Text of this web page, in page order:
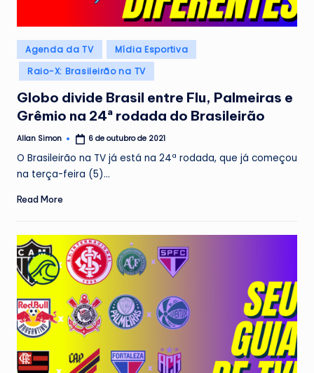
Posted
in
Agenda da TV
Mídia Esportiva
Raio-X: Brasileirão na TV
Globo divide Brasil entre Flu, Palmeiras e
Grêmio na 24ª rodada do Brasileirão
Posted
Allan Simon 6 de outubro de 2021
O Brasileirão na TV já está na 24ª rodada, que já começou
na terça-feira (5)…
Read More